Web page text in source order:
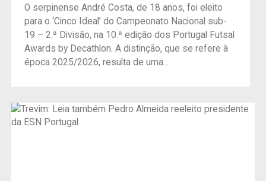
O serpinense André Costa, de 18 anos, foi eleito
para o ‘Cinco Ideal’ do Campeonato Nacional sub-
19 – 2.ª Divisão, na 10.ª edição dos Portugal Futsal
Awards by Decathlon. A distinção, que se refere à
época 2025/2026, resulta de uma...